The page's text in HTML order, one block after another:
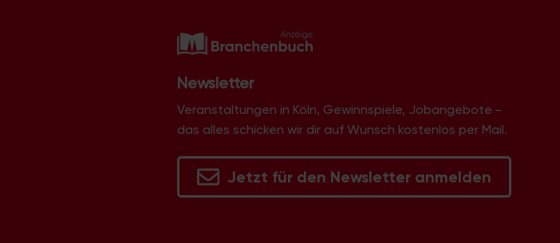
Newsletter
Veranstaltungen in Köln, Gewinnspiele, Jobangebote -
das alles schicken wir dir auf Wunsch kostenlos per Mail.
Jetzt für den Newsletter anmelden